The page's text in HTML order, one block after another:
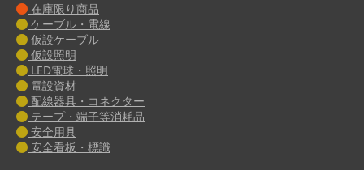
在庫限り商品
ケーブル・電線
仮設ケーブル
仮設照明
LED電球・照明
電設資材
配線器具・コネクター
テープ・端子等消耗品
安全用具
安全看板・標識